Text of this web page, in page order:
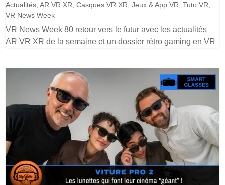
Actualités ,AR VR XR ,Casques VR XR ,Jeux & App VR ,Tuto VR
VR News Week
VR News Week 80 retour vers le futur avec les actualités
AR VR XR de la semaine et un dossier rétro gaming en VR